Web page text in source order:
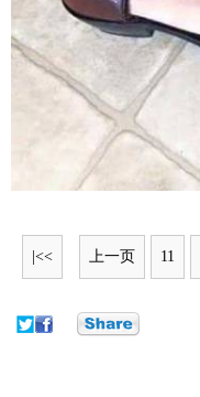
|<< 上一页 11